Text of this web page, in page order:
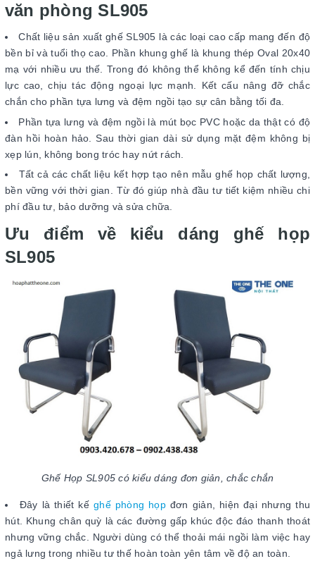
văn phòng SL905
Chất liệu sản xuất ghế SL905 là các loại cao cấp mang đến độ
bền bỉ và tuổi thọ cao. Phần khung ghế là khung thép Oval 20x40
mạ với nhiều ưu thế. Trong đó không thể không kể đến tính chịu
lực cao, chịu tác động ngoại lực mạnh. Kết cấu nâng đỡ chắc
chắn cho phần tựa lưng và đệm ngồi tạo sự cân bằng tối đa.
Phần tựa lưng và đệm ngồi là mút bọc PVC hoặc da thật có độ
đàn hồi hoàn hảo. Sau thời gian dài sử dụng mặt đệm không bị
xẹp lún, không bong tróc hay nứt rách.
Tất cả các chất liệu kết hợp tạo nên mẫu ghế họp chất lượng,
bền vững với thời gian. Từ đó giúp nhà đầu tư tiết kiệm nhiều chi
phí đầu tư, bảo dưỡng và sửa chữa.
Ưu điểm về kiểu dáng ghế họp
SL905
Ghế Họp SL905 có kiểu dáng đơn giản, chắc chắn
Đây là thiết kếghế phòng họpđơn giản, hiện đại nhưng thu
hút. Khung chân quỳ là các đường gấp khúc độc đáo thanh thoát
nhưng vững chắc. Người dùng có thể thoải mái ngồi làm việc hay
ngả lưng trong nhiều tư thế hoàn toàn yên tâm về độ an toàn.